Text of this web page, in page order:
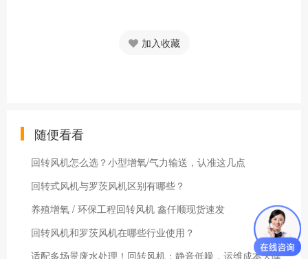
加入收藏
随便看看
回转风机怎么选？小型增氧/气力输送，认准这几点
回转式风机与罗茨风机区别有哪些？
养殖增氧 / 环保工程回转风机 鑫仟顺现货速发
回转风机和罗茨风机在哪些行业使用？
适配多场景废水处理！回转风机：静音低噪，运维成本大降